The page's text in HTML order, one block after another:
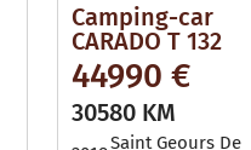
Camping-car
CARADO T 132
44990 €
30580 KM
Saint Geours De